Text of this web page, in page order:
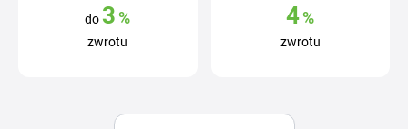
do 3 %
zwrotu
4%
zwrotu